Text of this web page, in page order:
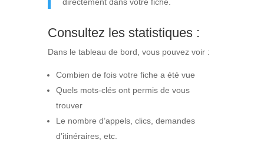
Consultez les statistiques :
Dans le tableau de bord, vous pouvez voir :
Combien de fois votre fiche a été vue
Quels mots-clés ont permis de vous
trouver
Le nombre d’appels, clics, demandes
d’itinéraires, etc.